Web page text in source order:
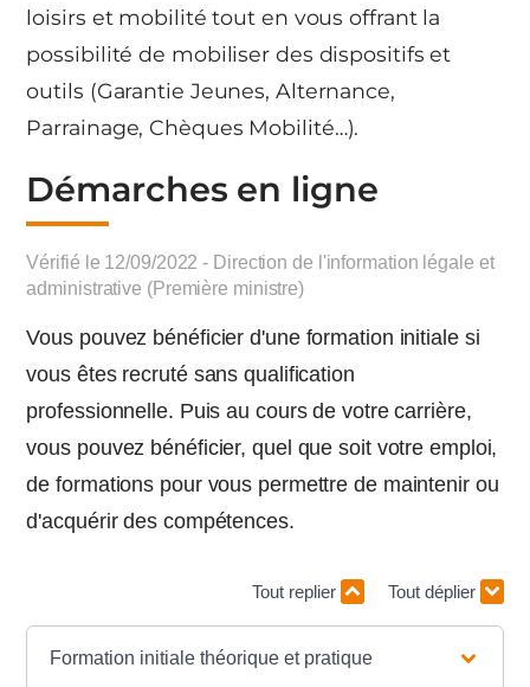
loisirs et mobilité tout en vous offrant la
possibilité de mobiliser des dispositifs et
outils (Garantie Jeunes, Alternance,
Parrainage, Chèques Mobilité…).
Démarches en ligne
Vérifié le 12/09/2022 - Direction de l'information légale et
administrative (Première ministre)
Vous pouvez bénéficier d'une formation initiale si
vous êtes recruté sans qualification
professionnelle. Puis au cours de votre carrière,
vous pouvez bénéficier, quel que soit votre emploi,
de formations pour vous permettre de maintenir ou
d'acquérir des compétences.
Tout replier Tout déplier
Formation initiale théorique et pratique